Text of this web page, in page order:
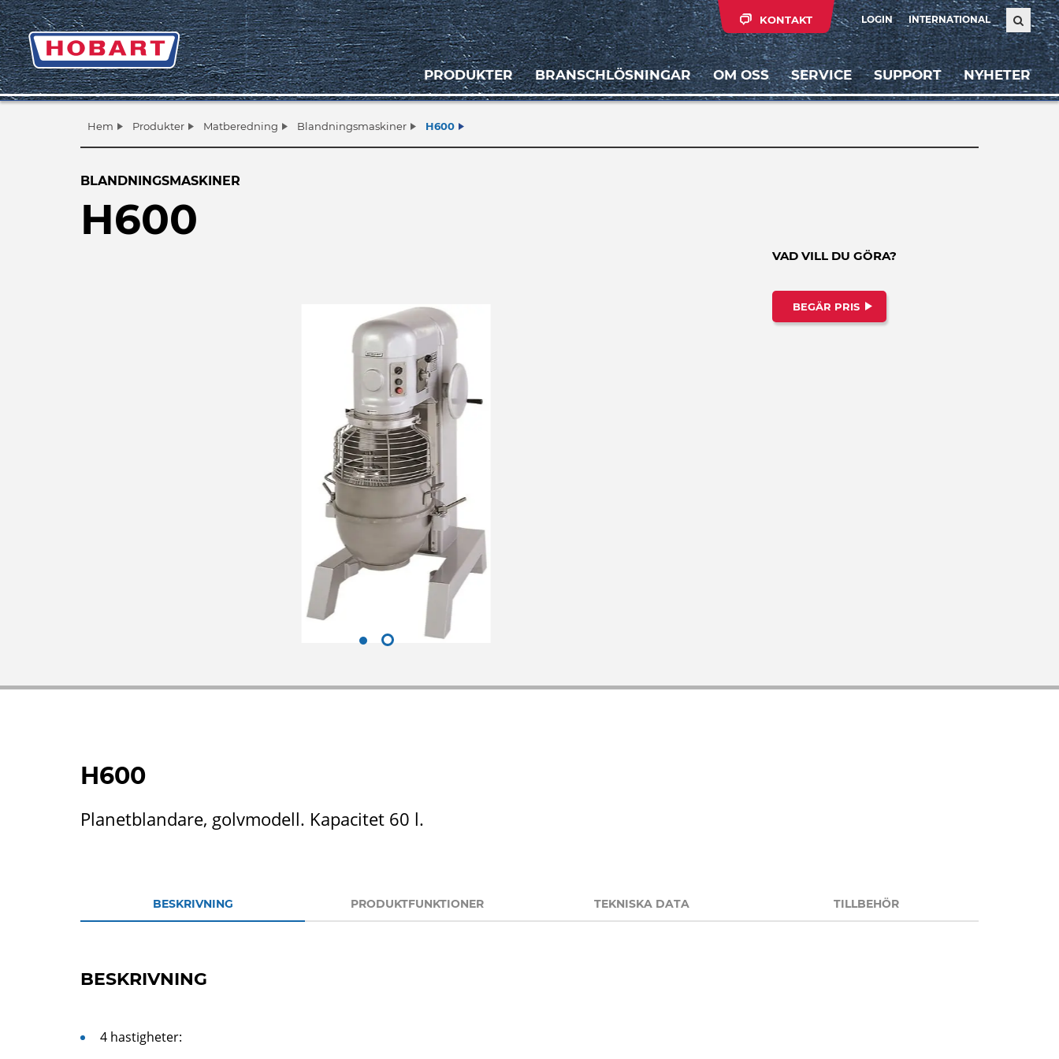
LOGIN INTERNATIONAL
KONTAKT
PRODUKTER BRANSCHLÖSNINGAR OM OSS SERVICE SUPPORT NYHETER
Hem Produkter Matberedning Blandningsmaskiner H600
BLANDNINGSMASKINER
H600
VAD VILL DU GÖRA?
BEGÄR PRIS
H600
Planetblandare, golvmodell. Kapacitet 60 l.
BESKRIVNING PRODUKTFUNKTIONER TEKNISKA DATA TILLBEHÖR
BESKRIVNING
4 hastigheter: